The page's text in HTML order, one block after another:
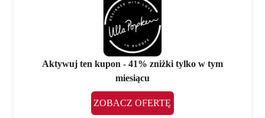
Aktywuj ten kupon - 41% zniżki tylko w tym
miesiącu
ZOBACZ OFERTĘ